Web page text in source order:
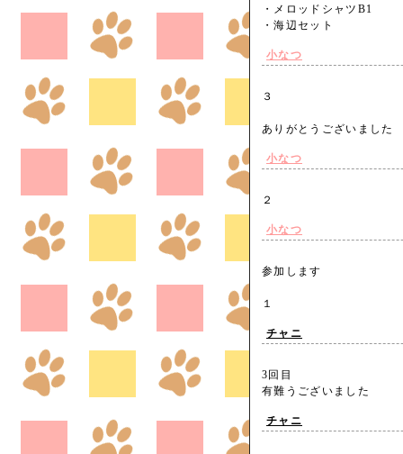
・メロッドシャツB1
・海辺セット
小なつ
３
ありがとうございまし
小なつ
２
小なつ
参加します
１
チャニ
3回目
有難うございました
チャニ